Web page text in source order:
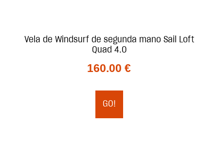
Vela de Windsurf de segunda mano Sail Loft
Quad 4.0
160.00 €
GO!